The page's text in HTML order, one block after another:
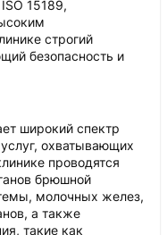
15189,
строгий
безопасность и
широкий спектр
охватывающих
проводятся
брюшной
молочных желез,
а также
такие как